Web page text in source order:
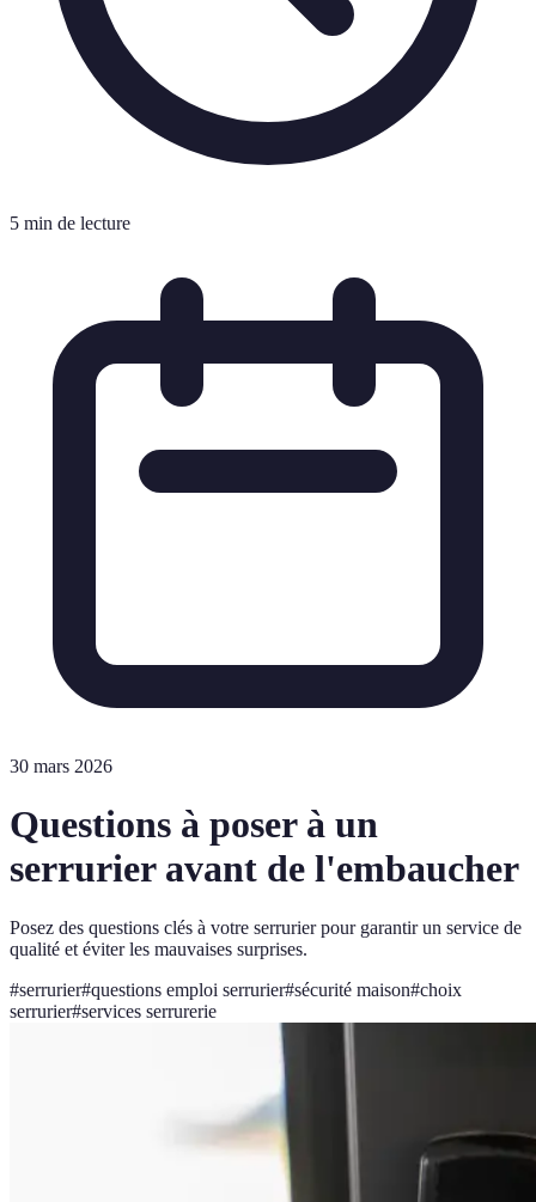
5 min de lecture
30 mars 2026
Questions à poser à un
serrurier avant de l'embaucher
Posez des questions clés à votre serrurier pour garantir un service de
qualité et éviter les mauvaises surprises.
#serrurier#questions emploi serrurier#sécurité maison#choix
serrurier#services serrurerie